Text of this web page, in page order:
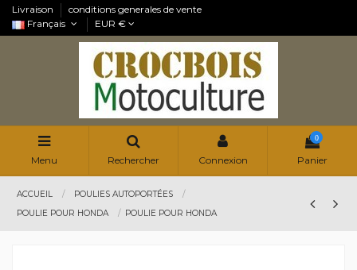
Livraison
conditions generales de vente
Français
EUR €
Menu Rechercher Connexion
0
Panier
ACCUEIL
POULIES AUTOPORTÉES
POULIE POUR HONDA
POULIE POUR HONDA